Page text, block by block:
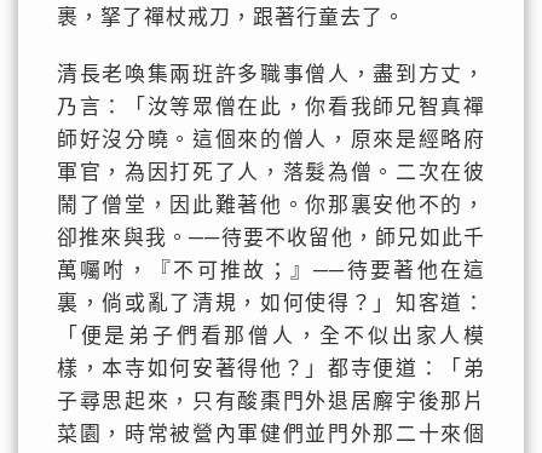
裹，拏了禪杖戒刀，跟著行童去了。
清長老喚集兩班許多職事僧人，盡到方丈，
乃言：「汝等眾僧在此，你看我師兄智真禪
師好沒分曉。這個來的僧人，原來是經略府
軍官，為因打死了人，落髮為僧。二次在彼
鬧了僧堂，因此難著他。你那裏安他不的，
卻推來與我。──待要不收留他，師兄如此千
萬囑咐，『不可推故；』──待要著他在這
裏，倘或亂了清規，如何使得？」知客道：
「便是弟子們看那僧人，全不似出家人模
樣，本寺如何安著得他？」都寺便道：「弟
子尋思起來，只有酸棗門外退居廨宇後那片
菜園，時常被營內軍健們並門外那二十來個